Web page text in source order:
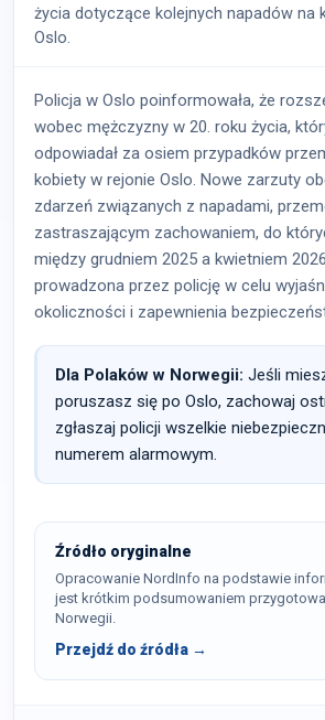
życia dotyczące kolejnych napadów na
Oslo.
Policja w Oslo poinformowała, że
wobec mężczyzny w 20. roku życia,
odpowiadał za osiem przypadków
kobiety w rejonie Oslo. Nowe zarzuty
zdarzeń związanych z napadami,
zastraszającym zachowaniem, do
między grudniem 2025 a kwietniem
prowadzona przez policję w celu
okoliczności i zapewnienia
Dla Polaków w Norwegii: Jeśli
poruszasz się po Oslo, zachowaj
zgłaszaj policji wszelkie
numerem alarmowym.
Źródło oryginalne
Opracowanie NordInfo na podstawie
jest krótkim podsumowaniem
Norwegii.
Przejdź do źródła →